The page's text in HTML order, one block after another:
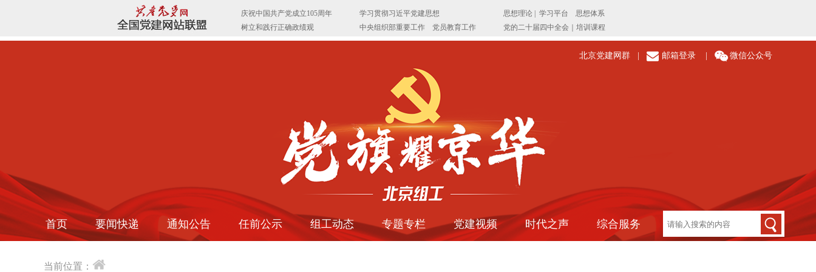
北京党建网群 邮箱登录 微信公众号
首页 要闻快递 通知公告 任前公示 组工动态 专题专栏 党建视频 时代之声 综合服务
当前位置：